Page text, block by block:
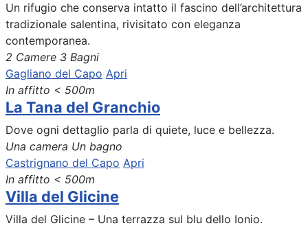
Un rifugio che conserva intatto il fascino dell’architettura
tradizionale salentina, rivisitato con eleganza
contemporanea.
2 Camere 3 Bagni
Gagliano del Capo Apri
In affitto < 500m
La Tana del Granchio
Dove ogni dettaglio parla di quiete, luce e bellezza.
Una camera Un bagno
Castrignano del Capo Apri
In affitto < 500m
Villa del Glicine
Villa del Glicine – Una terrazza sul blu dello Ionio.